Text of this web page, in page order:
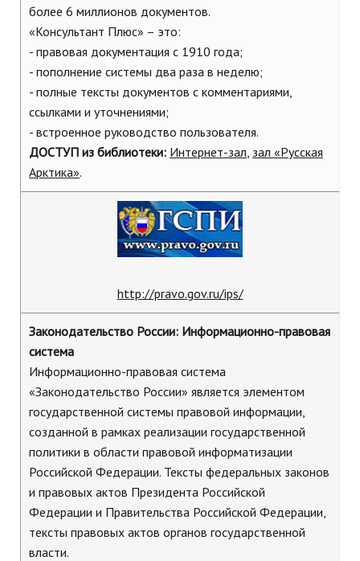
более 6 миллионов документов.
«Консультант Плюс» – это:
- правовая документация с 1910 года;
- пополнение системы два раза в неделю;
- полные тексты документов с комментариями,
ссылками и уточнениями;
- встроенное руководство пользователя.
ДОСТУП из библиотеки: Интернет-зал, зал «Русская
Арктика».
http://pravo.gov.ru/ips/
Законодательство России: Информационно-правовая
система
Информационно-правовая система
«Законодательство России» является элементом
государственной системы правовой информации,
созданной в рамках реализации государственной
политики в области правовой информатизации
Российской Федерации. Тексты федеральных законов
и правовых актов Президента Российской
Федерации и Правительства Российской Федерации,
тексты правовых актов органов государственной
власти.